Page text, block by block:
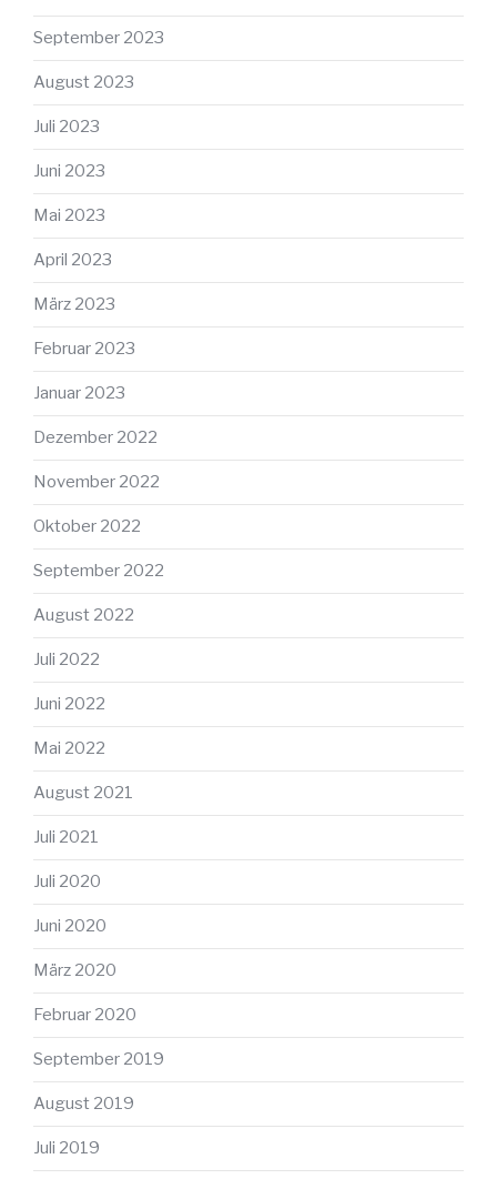
September 2023
August 2023
Juli 2023
Juni 2023
Mai 2023
April 2023
März 2023
Februar 2023
Januar 2023
Dezember 2022
November 2022
Oktober 2022
September 2022
August 2022
Juli 2022
Juni 2022
Mai 2022
August 2021
Juli 2021
Juli 2020
Juni 2020
März 2020
Februar 2020
September 2019
August 2019
Juli 2019